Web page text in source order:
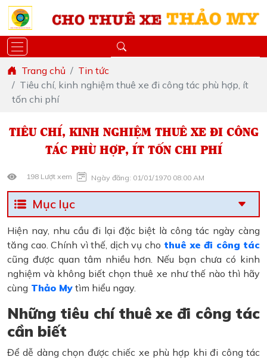
Trang chủ
Tin tức
Tiêu chí, kinh nghiệm thuê xe đi công tác phù hợp, ít
tốn chi phí
TIÊU CHÍ, KINH NGHIỆM THUÊ XE ĐI CÔNG
TÁC PHÙ HỢP, ÍT TỐN CHI PHÍ
198 Lượt xem Ngày đăng: 01/01/1970 08:00 AM
Mục lục
Hiện nay, nhu cầu đi lại đặc biệt là công tác ngày càng
tăng cao. Chính vì thế, dịch vụ cho thuê xe đi công tác
cũng được quan tâm nhiều hơn. Nếu bạn chưa có kinh
nghiệm và không biết chọn thuê xe như thế nào thì hãy
cùng Thảo My tìm hiểu ngay.
Những tiêu chí thuê xe đi công tác
cần biết
Để dễ dàng chọn được chiếc xe phù hợp khi đi công tác